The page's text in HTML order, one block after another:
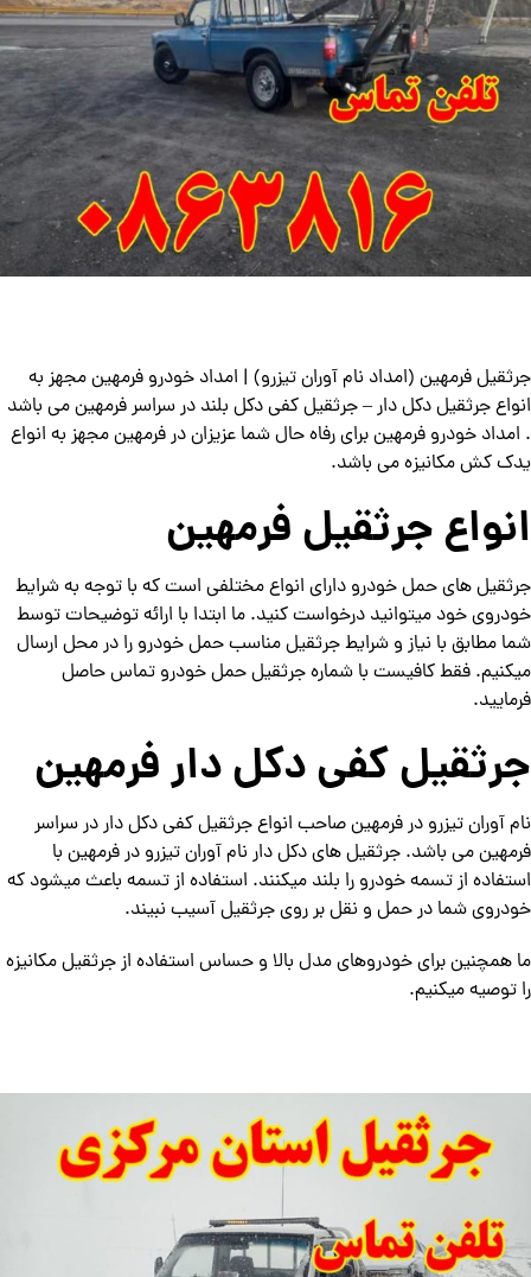
جرثقیل فرمهین (امداد نام آوران تیزرو) | امداد خودرو فرمهین مجهز به
انواع جرثقیل دکل دار – جرثقیل کفی دکل بلند در سراسر فرمهین می باشد
. امداد خودرو فرمهین برای رفاه حال شما عزیزان در فرمهین مجهز به انواع
یدک کش مکانیزه می باشد.
انواع جرثقیل فرمهین
جرثقیل های حمل خودرو دارای انواع مختلفی است که با توجه به شرایط
خودروی خود میتوانید درخواست کنید. ما ابتدا با ارائه توضیحات توسط
شما مطابق با نیاز و شرایط جرثقیل مناسب حمل خودرو را در محل ارسال
میکنیم. فقط کافیست با شماره جرثقیل حمل خودرو تماس حاصل
فرمایید.
جرثقیل کفی دکل دار فرمهین
نام آوران تیزرو در فرمهین صاحب انواع جرثقیل کفی دکل دار در سراسر
فرمهین می باشد. جرثقیل های دکل دار نام آوران تیزرو در فرمهین با
استفاده از تسمه خودرو را بلند میکنند. استفاده از تسمه باعث میشود که
خودروی شما در حمل و نقل بر روی جرثقیل آسیب نبیند.
ما همچنین برای خودروهای مدل بالا و حساس استفاده از جرثقیل مکانیزه
را توصیه میکنیم.